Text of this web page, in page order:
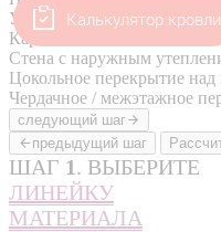
Калькулятор кровли